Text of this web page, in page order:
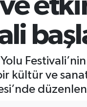
kültür ve